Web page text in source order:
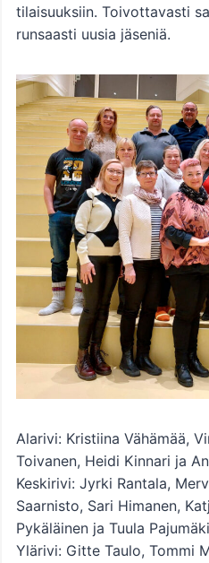
tilaisuuksiin. Toivottavasti
runsaasti uusia jäseniä.
Alarivi: Kristiina Vähämää,
Toivanen, Heidi Kinnari ja
Keskirivi: Jyrki Rantala,
Saarnisto, Sari Himanen,
Pykäläinen ja Tuula Pajumäki
Ylärivi: Gitte Taulo, Tommi